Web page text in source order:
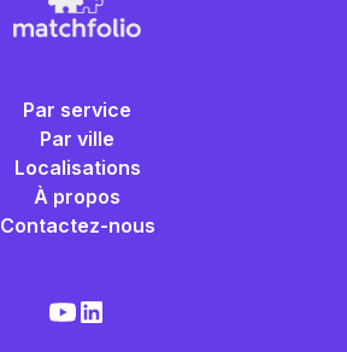
Par service
Par ville
Localisations
À propos
Contactez-nous